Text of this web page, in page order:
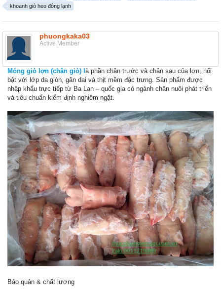
khoanh giò heo đông lạnh
phuongkaka03
Active Member
Móng giò lợn (chân giò) l à phần chân trước và chân sau của lợn, nổi
bật với lớp da giòn, gân dai và thịt mềm đặc trưng. Sản phẩm được
nhập khẩu trực tiếp từ Ba Lan – quốc gia có ngành chăn nuôi phát triển
và tiêu chuẩn kiểm định nghiêm ngặt.
Bảo quản & chất lượng